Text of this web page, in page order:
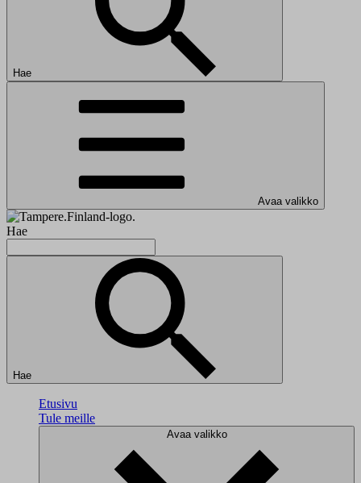
Hae
Avaa valikko
Hae
Hae
Etusivu
Tule meille
Avaa valikko